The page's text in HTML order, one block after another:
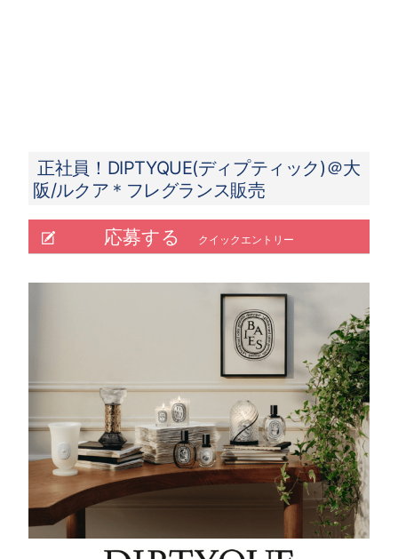
正社員！DIPTYQUE(ディプティック)＠大
阪/ルクア＊フレグランス販売
応募する クイックエントリー